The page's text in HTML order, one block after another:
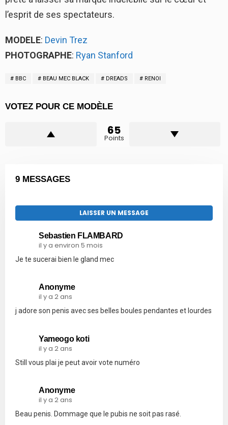
l’esprit de ses spectateurs.
MODELE: Devin Trez
PHOTOGRAPHE: Ryan Stanford
BBC BEAU MEC BLACK DREADS RENOI
VOTEZ POUR CE MODÈLE
65
Points
9 MESSAGES
LAISSER UN MESSAGE
Sebastien FLAMBARD
il y a environ 5 mois
Je te sucerai bien le gland mec
Anonyme
il y a 2 ans
j adore son penis avec ses belles boules pendantes et lourdes
Yameogo koti
il y a 2 ans
Still vous plai je peut avoir vote numéro
Anonyme
il y a 2 ans
Beau penis. Dommage que le pubis ne soit pas rasé.